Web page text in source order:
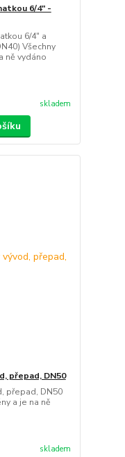
6/4" -
6/4" a
Všechny
ně vydáno
skladem
přepad, DN50
přepad, DN50
a je na ně
skladem